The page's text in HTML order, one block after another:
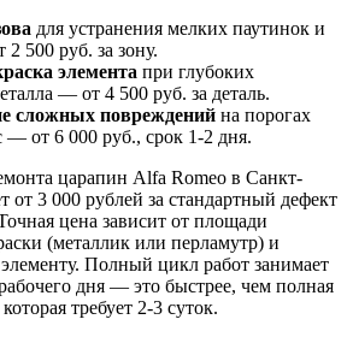
для устранения мелких паутинок и
500 руб. за зону.
элемента при глубоких
— от 4 500 руб. за деталь.
сложных повреждений на порогах
— от 6 000 руб., срок 1-2 дня.
царапин Alfa Romeo в Санкт-
от 3 000 рублей за стандартный дефект
цена зависит от площади
(металлик или перламутр) и
Полный цикл работ занимает
дня — это быстрее, чем полная
требует 2-3 суток.